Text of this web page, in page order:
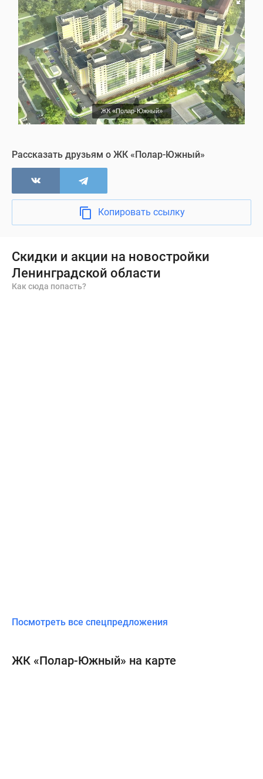
ЖК «Полар-Южный»
Рассказать друзьям о ЖК «Полар-Южный»
Копировать ссылку
Скидки и акции на новостройки
Ленинградской области
Как сюда попасть?
Посмотреть все спецпредложения
ЖК «Полар-Южный» на карте